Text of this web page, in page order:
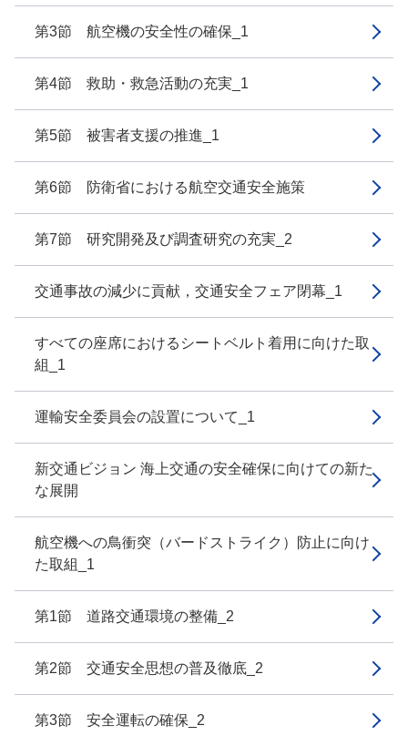
第3節 航空機の安全性の確保_1
第4節 救助・救急活動の充実_1
第5節 被害者支援の推進_1
第6節 防衛省における航空交通安全施策
第7節 研究開発及び調査研究の充実_2
交通事故の減少に貢献，交通安全フェア閉幕_1
すべての座席におけるシートベルト着用に向けた取
組_1
運輸安全委員会の設置について_1
新交通ビジョン 海上交通の安全確保に向けての新た
な展開
航空機への鳥衝突（バードストライク）防止に向け
た取組_1
第1節 道路交通環境の整備_2
第2節 交通安全思想の普及徹底_2
第3節 安全運転の確保_2